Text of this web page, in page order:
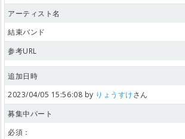
アーティスト名
結束バンド
参考URL
追加日時
2023/04/05 15:56:08 by りょうすけさん
募集中パート
必須：